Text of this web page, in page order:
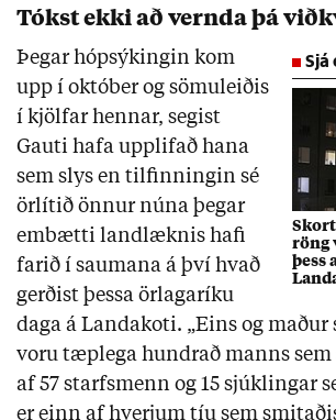
Tókst ekki að vernda þá
Sjá
röng
þess
Þegar hópsýkingin kom
upp í október og sömuleiðis
í kjölfar hennar, segist
Gauti hafa upplifað hana
sem slys en tilfinningin sé
örlítið önnur núna þegar
embætti landlæknis hafi
farið í saumana á því hvað
gerðist þessa örlagaríku
daga á Landakoti. „Eins og
voru tæplega hundrað manns
af 57 starfsmenn og 15 sjúklingar
er einn af hverjum tíu sem